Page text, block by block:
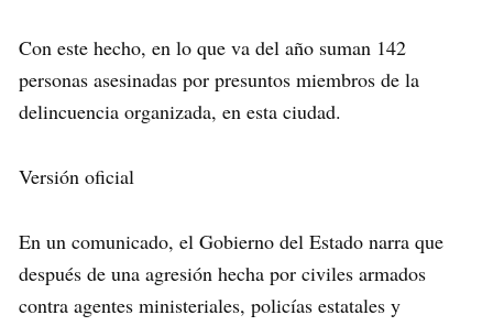
Con este hecho, en lo que va del año suman 142
personas asesinadas por presuntos miembros de la
delincuencia organizada, en esta ciudad.
Versión oficial
En un comunicado, el Gobierno del Estado narra que
después de una agresión hecha por civiles armados
contra agentes ministeriales, policías estatales y